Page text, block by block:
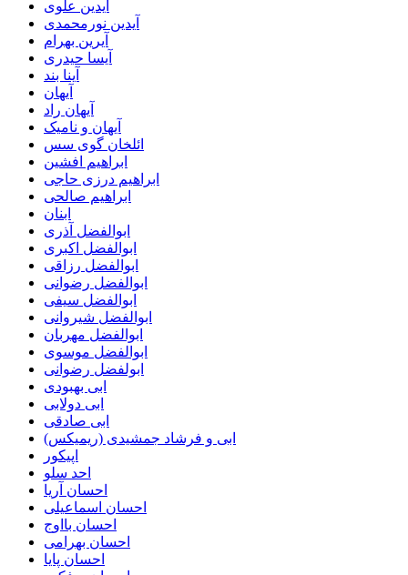
آیدین علوی
آیدین نورمحمدی
آیرین بهرام
آیسا حیدری
آینا بند
آیهان
آیهان راد
آیهان و نامیک
ائلخان گوی سس
ابراهیم افشین
ابراهیم درزی حاجی
ابراهیم صالحی
ابنان
ابوالفضل آذری
ابوالفضل اکبری
ابوالفضل رزاقی
ابوالفضل رضوانی
ابوالفضل سیفی
ابوالفضل شیروانی
ابوالفضل مهربان
ابوالفضل موسوی
ابولفضل رضوانی
ابی بهبودی
ابی دولابی
ابی صادقی
ابی و فرشاد جمشیدی (ریمیکس)
اپیکور
احد سلو
احسان آریا
احسان اسماعیلی
احسان بااوج
احسان بهرامی
احسان پایا